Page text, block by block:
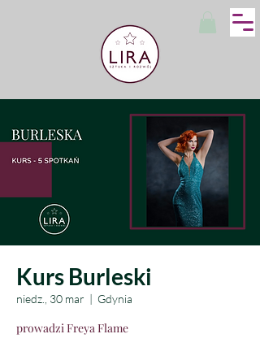
Kurs Burleski
niedz., 30 mar
  |
Gdynia
prowadzi Freya Flame